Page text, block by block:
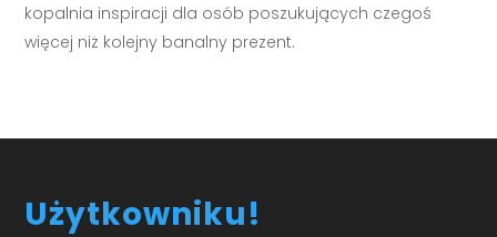
kopalnia inspiracji dla osób poszukujących czegoś
więcej niż kolejny banalny prezent.
Użytkowniku!